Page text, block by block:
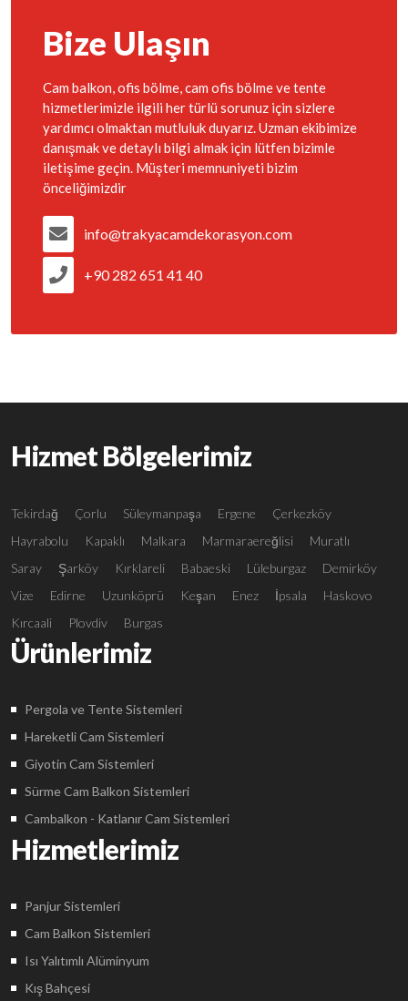
Bize Ulaşın
Cam balkon, ofis bölme, cam ofis bölme ve tente
hizmetlerimizle ilgili her türlü sorunuz için sizlere
yardımcı olmaktan mutluluk duyarız. Uzman ekibimize
danışmak ve detaylı bilgi almak için lütfen bizimle
iletişime geçin. Müşteri memnuniyeti bizim
önceliğimizdir
info@trakyacamdekorasyon.com
+90 282 651 41 40
Hizmet Bölgelerimiz
Tekirdağ Çorlu Süleymanpaşa Ergene
Çerkezköy
Hayrabolu
Kapaklı Malkara Marmaraereğlisi
Muratlı
Saray
Şarköy Kırklareli Babaeski Lüleburgaz
Demirköy
Vize
Edirne Uzunköprü Keşan Enez İpsala
Haskovo
Kırcaali
Plovdiv Burgas
Ürünlerimiz
Pergola ve Tente Sistemleri
Hareketli Cam Sistemleri
Giyotin Cam Sistemleri
Sürme Cam Balkon Sistemleri
Cambalkon - Katlanır Cam Sistemleri
Hizmetlerimiz
Panjur Sistemleri
Cam Balkon Sistemleri
Isı Yalıtımlı Alüminyum
Kış Bahçesi